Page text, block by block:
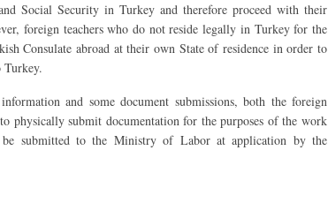
Social Security in Turkey and therefore proceed with their
foreign teachers who do not reside legally in Turkey for the
Consulate abroad at their own State of residence in order to
and some document submissions, both the foreign
physically submit documentation for the purposes of the work
submitted to the Ministry of Labor at application by the